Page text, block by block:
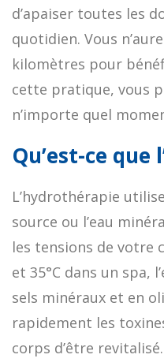
d’apaiser toutes les
quotidien. Vous
kilomètres pour
cette pratique, vous
n’importe quel
Qu’est-ce
L’hydrothérapie
source ou l’eau
les tensions de votre
et 35°C dans un spa,
sels minéraux et en
rapidement les
corps d’être